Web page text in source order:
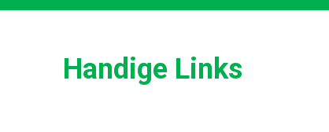
Handige Links